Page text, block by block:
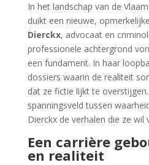
In het landschap van de
duikt een nieuwe,
Dierckx, advocaat en
professionele achtergrond
een fundament. In haar
dossiers waarin de realiteit
dat ze fictie lijkt te
spanningsveld tussen
Dierckx de verhalen die ze wil
Een carrière
en realiteit